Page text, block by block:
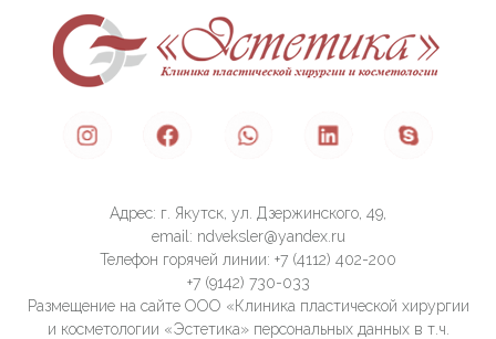
Адрес: г. Якутск, ул. Дзержинского, 49,
email: ndveksler@yandex.ru
Телефон горячей линии: +7 (4112) 402-200
+7 (9142) 730-033
Размещение на сайте ООО «Клиника пластической хирургии
и косметологии «Эстетика» персональных данных в т.ч.